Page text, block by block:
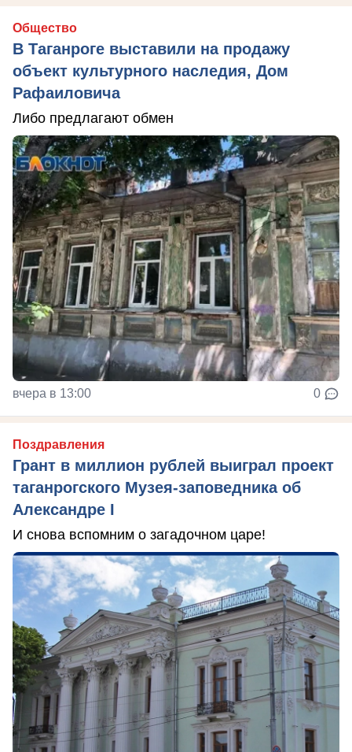
Общество
В Таганроге выставили на продажу
объект культурного наследия, Дом
Рафаиловича
Либо предлагают обмен
вчера в 13:00 0
Поздравления
Грант в миллион рублей выиграл проект
таганрогского Музея-заповедника об
Александре I
И снова вспомним о загадочном царе!